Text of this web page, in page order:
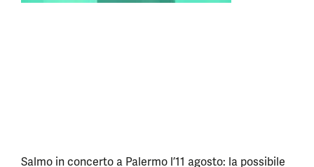
Salmo in concerto a Palermo l’11 agosto: la possibile